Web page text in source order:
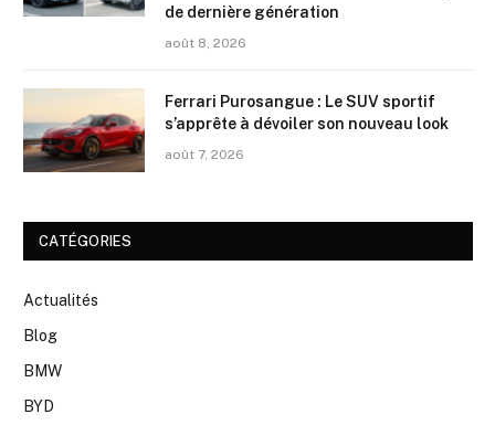
de dernière génération
août 8, 2026
Ferrari Purosangue : Le SUV sportif
s’apprête à dévoiler son nouveau look
août 7, 2026
CATÉGORIES
Actualités
Blog
BMW
BYD